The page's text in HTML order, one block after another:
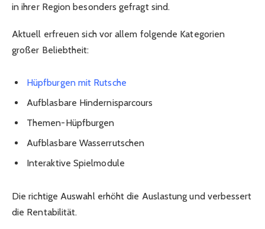
in ihrer Region besonders gefragt sind.
Aktuell erfreuen sich vor allem folgende Kategorien
großer Beliebtheit:
Hüpfburgen mit Rutsche
Aufblasbare Hindernisparcours
Themen-Hüpfburgen
Aufblasbare Wasserrutschen
Interaktive Spielmodule
Die richtige Auswahl erhöht die Auslastung und verbessert
die Rentabilität.